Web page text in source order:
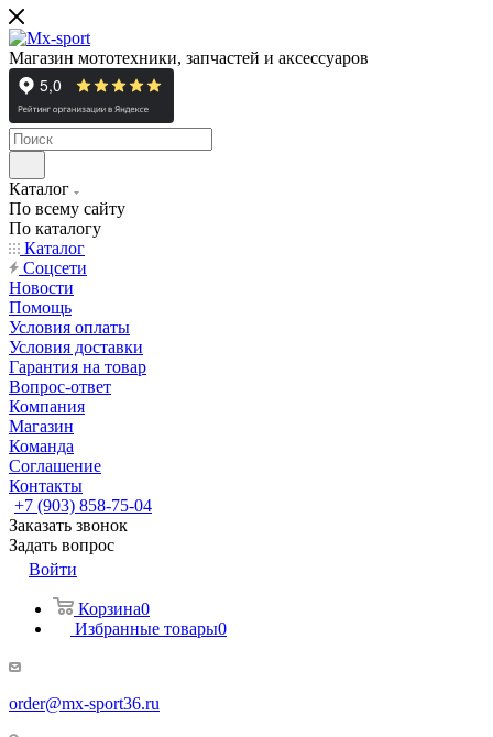
Магазин мототехники, запчастей и аксессуаров
Каталог
По всему сайту
По каталогу
Каталог
Cоцсети
Новости
Помощь
Условия оплаты
Условия доставки
Гарантия на товар
Вопрос-ответ
Компания
Магазин
Команда
Соглашение
Контакты
+7 (903) 858-75-04
Заказать звонок
Задать вопрос
Войти
Корзина0
Избранные товары0
order@mx-sport36.ru